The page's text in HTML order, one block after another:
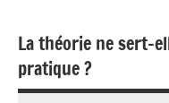
La théorie ne sert-
pratique ?